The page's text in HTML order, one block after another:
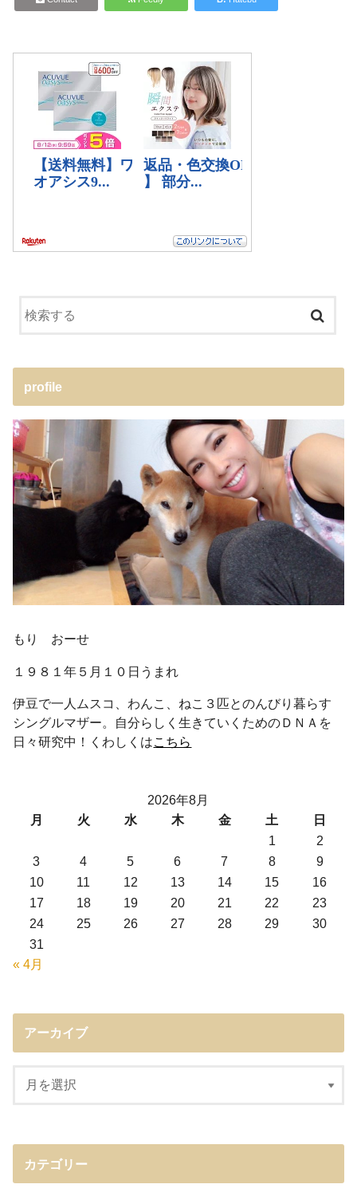
profile
もり おーせ
１９８１年５月１０日うまれ
伊豆で一人ムスコ、わんこ、ねこ３匹とのんびり暮らす
シングルマザー。自分らしく生きていくためのＤＮＡを
日々研究中！くわしくはこちら
2026年8月
月
火 水 木 金 土
日
1
2
3
4 5 6 7 8
9
10
11 12 13 14 15
16
17
18 19 20 21 22
23
24
25 26 27 28 29
30
31
« 4月
アーカイブ
カテゴリー